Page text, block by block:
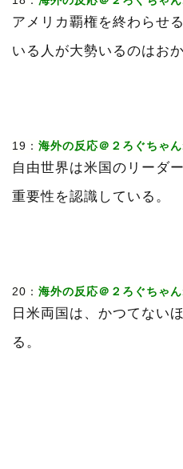
アメリカ覇権を終わらせ
いる人が大勢いるのはお
19： 海外の反応＠２ろぐちゃ
自由世界は米国のリーダ
重要性を認識している。
20： 海外の反応＠２ろぐちゃ
日米両国は、かつてない
る。